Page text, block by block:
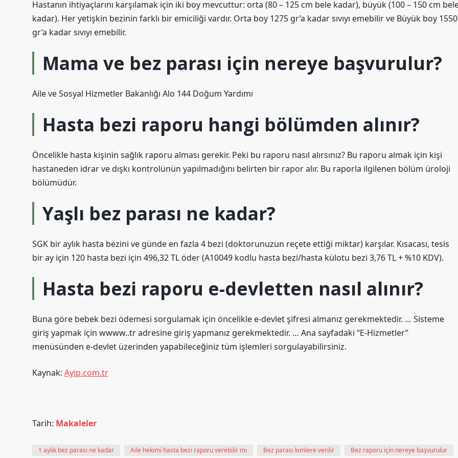
Hastanın ihtiyaçlarını karşılamak için iki boy mevcuttur: orta (80 – 125 cm bele kadar), büyük (100 – 150 cm
kadar). Her yetişkin bezinin farklı bir emiciliği vardır. Orta boy 1275 gr’a kadar sıvıyı emebilir ve Büyük boy 1550
gr’a kadar sıvıyı emebilir.
Mama ve bez parası için nereye başvurulur?
Aile ve Sosyal Hizmetler Bakanlığı Alo 144 Doğum Yardımı
Hasta bezi raporu hangi bölümden alınır?
Öncelikle hasta kişinin sağlık raporu alması gerekir. Peki bu raporu nasıl alırsınız? Bu raporu almak için kişi
hastaneden idrar ve dışkı kontrolünün yapılmadığını belirten bir rapor alır. Bu raporla ilgilenen bölüm üroloji
bölümüdür.
Yaşlı bez parası ne kadar?
SGK bir aylık hasta bezini ve günde en fazla 4 bezi (doktorunuzun reçete ettiği miktar) karşılar. Kısacası, tesis
bir ay için 120 hasta bezi için 496,32 TL öder (A10049 kodlu hasta bezi/hasta külotu bezi 3,76 TL + %10 KDV).
Hasta bezi raporu e-devletten nasıl alınır?
Buna göre bebek bezi ödemesi sorgulamak için öncelikle e-devlet şifresi almanız gerekmektedir. … Sisteme
giriş yapmak için wwww..tr adresine giriş yapmanız gerekmektedir. … Ana sayfadaki “E-Hizmetler”
menüsünden e-devlet üzerinden yapabileceğiniz tüm işlemleri sorgulayabilirsiniz.
Kaynak: Ayip.com.tr
Tarih: Makaleler
1 aylık bez parası ne kadar Aile hekimi hasta bezi raporu verebilir mi Bez parası kimlere verilir Bez raporu için nereye başvurulur